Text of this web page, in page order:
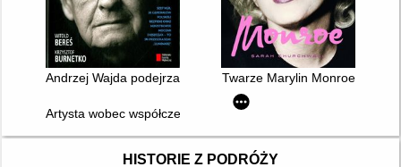
Andrzej Wajda podejrzany Twarze Marylin Monroe
Artysta wobec współczesności : o Zanussim inni
HISTORIE Z PODRÓŻY